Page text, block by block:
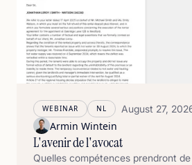
WEBINAR NL August 27,
Armin Wintein
L'avenir de l'avocat
Quelles compétences prendront